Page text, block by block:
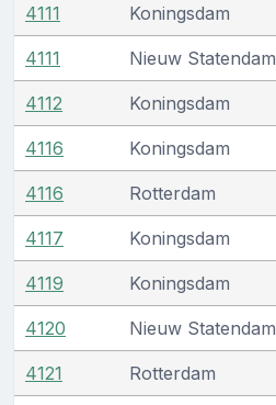
4111 Koningsdam
4111 Nieuw Statendam
4112 Koningsdam
4116 Koningsdam
4116 Rotterdam
4117 Koningsdam
4119 Koningsdam
4120 Nieuw Statendam
4121 Rotterdam